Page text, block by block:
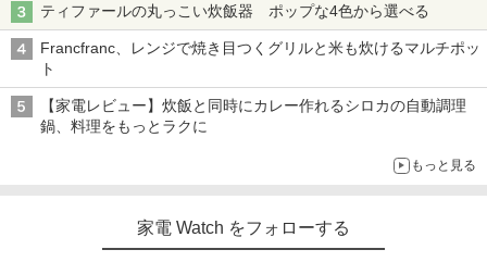
ティファールの丸っこい炊飯器 ポップな4色から選べる
Francfranc、レンジで焼き目つくグリルと米も炊けるマルチポッ
ト
【家電レビュー】炊飯と同時にカレー作れるシロカの自動調理
鍋、料理をもっとラクに
もっと見る
家電 Watch をフォローする